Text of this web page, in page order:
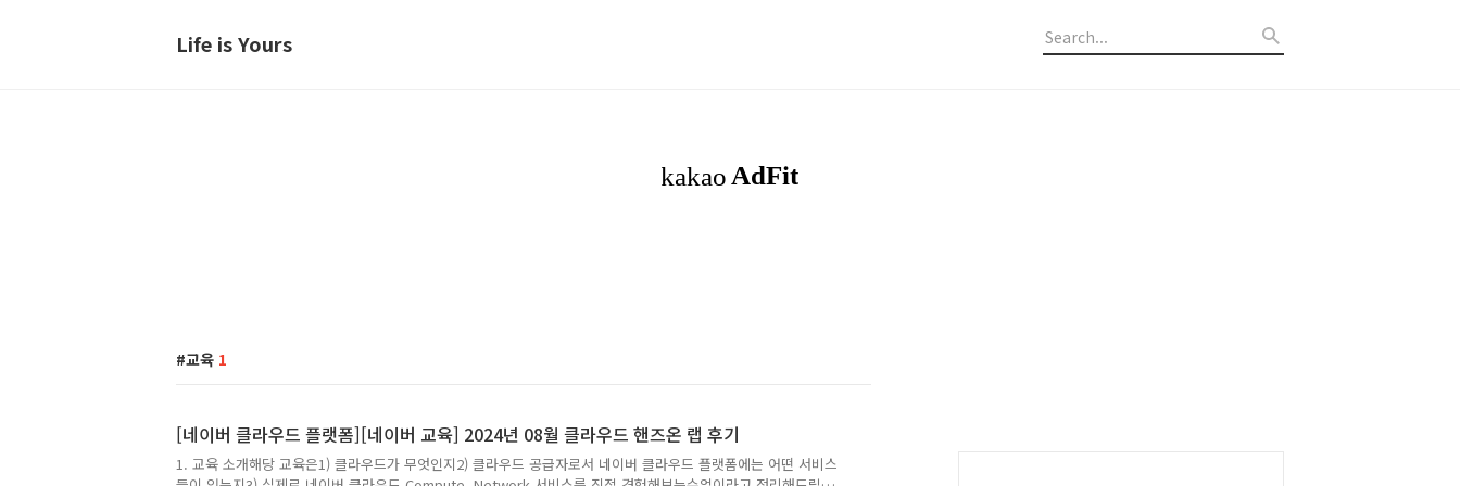
Life is Yours
교육 1
[네이버 클라우드 플랫폼][네이버 교육] 2024년 08월 클라우드 핸즈온 랩 후기
1. 교육 소개해당 교육은1) 클라우드가 무엇인지2) 클라우드 공급자로서 네이버 클라우드 플랫폼에는 어떤 서비스